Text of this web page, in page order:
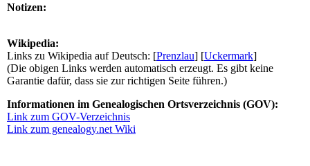
Notizen:
Wikipedia:
Links zu Wikipedia auf Deutsch: [Prenzlau] [Uckermark]
(Die obigen Links werden automatisch erzeugt. Es gibt keine
Garantie dafür, dass sie zur richtigen Seite führen.)
Informationen im Genealogischen Ortsverzeichnis (GOV):
Link zum GOV-Verzeichnis
Link zum genealogy.net Wiki